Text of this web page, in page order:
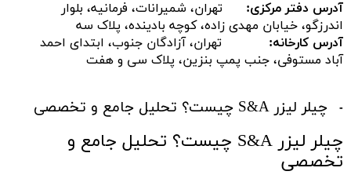
آدرس دفتر مرکزی: تهران، شمیرانات، فرمانیه، بلوار
اندرزگو، خیابان مهدی زاده، کوچه بادینده، پلاک سه
آدرس کارخانه: تهران، آزادگان جنوب، ابتدای احمد
آباد مستوفی، جنب پمپ بنزین، پلاک سی و هفت
چیلر لیزر S&A چیست؟ تحلیل جامع و تخصصی
چیلر لیزر S&A چیست؟ تحلیل جامع و
تخصصی